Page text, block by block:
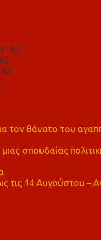
τον θάνατο του
σπουδαίας
τις 14 Αυγούστου –